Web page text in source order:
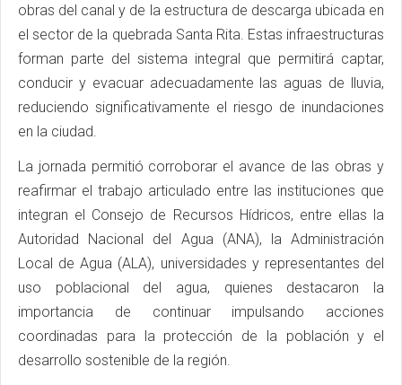
obras del canal y de la estructura de descarga ubicada en
el sector de la quebrada Santa Rita. Estas infraestructuras
forman parte del sistema integral que permitirá captar,
conducir y evacuar adecuadamente las aguas de lluvia,
reduciendo significativamente el riesgo de inundaciones
en la ciudad.
La jornada permitió corroborar el avance de las obras y
reafirmar el trabajo articulado entre las instituciones que
integran el Consejo de Recursos Hídricos, entre ellas la
Autoridad Nacional del Agua (ANA), la Administración
Local de Agua (ALA), universidades y representantes del
uso poblacional del agua, quienes destacaron la
importancia de continuar impulsando acciones
coordinadas para la protección de la población y el
desarrollo sostenible de la región.